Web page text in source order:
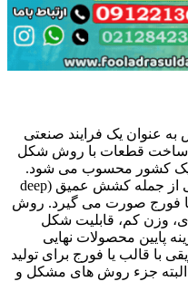
عنوان یک فرایند صنعتی
ساخت قطعات با روش شکل
یک کشور محسوب می شود.
شکل دهی ورق به روش های مختلفی از جمله کشش عمیق (deep
فورج صورت می گیرد. روش
وزن کم، قابلیت شکل
پایین محصولات نهایی
با قالب یا فورج برای تولید
البته جزء روش های مشکل و